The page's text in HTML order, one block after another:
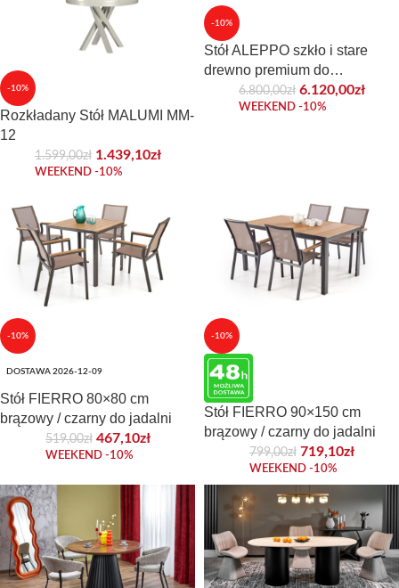
-10%
Rozkładany Stół MALUMI MM-
12
1.599,00zł 1.439,10zł
WEEKEND -10%
-10%
Stół ALEPPO szkło i stare
drewno premium do
eleganckiego wnętrza
6.800,00zł 6.120,00zł
WEEKEND -10%
-10%
DOSTAWA 2026-12-09
Stół FIERRO 80×80 cm
brązowy / czarny do jadalni
519,00zł 467,10zł
WEEKEND -10%
-10%
Stół FIERRO 90×150 cm
brązowy / czarny do jadalni
799,00zł 719,10zł
WEEKEND -10%